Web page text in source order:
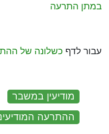
במתן התרעה
עבור לדף כשלונה של
מודיעין במשבר
ההתרעה